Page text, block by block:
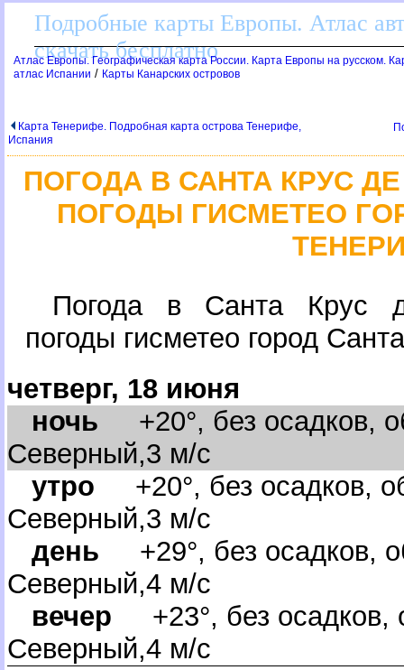
Подробные карты Европы. Атлас
скачать бесплатно
Атлас Европы. Географическая карта России. Карта Европы на русском.
атлас Испании / Карты Канарских острово
Карта Тенерифе. Подробная карта острова Тенерифе,
Испания
ПОГОДА В САНТА КРУС
ПОГОДЫ ГИСМЕТЕО
Погода в Санта Крус
погоды гисметео город
четверг, 18 июня
ночь +20°, без осадков,
Северный,3 м/с
утро +20°, без осадков,
Северный,3 м/с
день +29°, без осадков,
Северный,4 м/с
ечер +23°, без осадков,
Северный,4 м/с